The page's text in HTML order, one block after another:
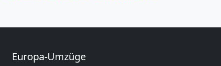
Europa-Umzüge